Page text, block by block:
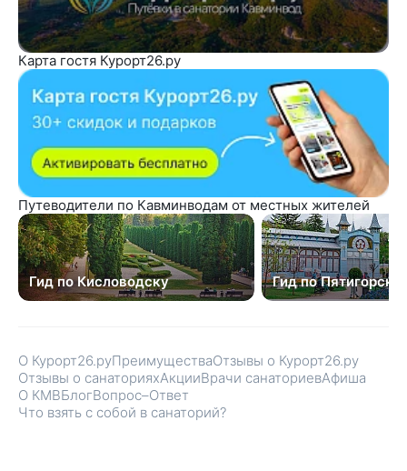
Карта гостя Курорт26.ру
Путеводители по Кавминводам от местных жителей
Гид по Кисловодску Гид по Пятигорску
О Курорт26.руПреимуществаОтзывы о Курорт26.ру
Отзывы о санаторияхАкцииВрачи санаториевАфиша
О КМВБлогВопрос–Ответ
Что взять с собой в санаторий?